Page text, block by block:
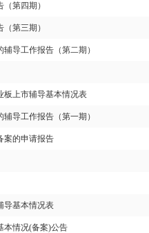
第四期）
第三期）
导工作报告（第二期）
板上市辅导基本情况表
导工作报告（第一期）
案的申请报告
导基本情况表
本情况(备案)公告